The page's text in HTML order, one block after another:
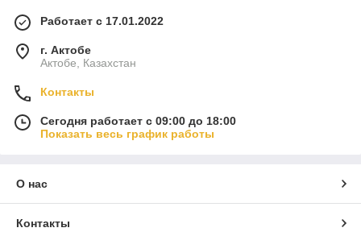
Работает с 17.01.2022
г. Актобе
Актобе, Казахстан
Контакты
Сегодня работает с 09:00 до 18:00
Показать весь график работы
О нас
Контакты